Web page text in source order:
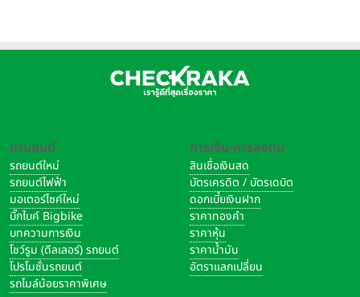
ยานยนต์
รถยนต์ใหม่
รถยนต์ไฟฟ้า
มอเตอร์ไซค์ใหม่
บิ๊กไบค์ Bigbike
บทความการเงิน
โชว์รูม (ดีลเลอร์) รถยนต์
โปรโมชั่นรถยนต์
รถไมล์น้อยราคาพิเศษ
การเงิน-การลงทุน
สินเชื่อเงินสด
บัตรเครดิต / บัตรเดบิต
ดอกเบี้ยเงินฝาก
ราคาทองคำ
ราคาหุ้น
ราคาน้ำมัน
อัตราแลกเปลี่ยน